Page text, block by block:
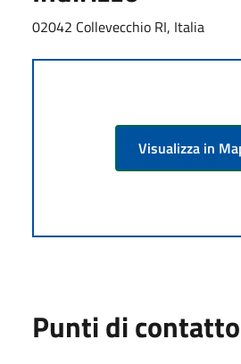
02042 Collevecchio RI, Italia
Visualizza in
Punti di contatto